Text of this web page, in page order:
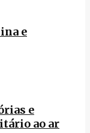
e
e
ao ar